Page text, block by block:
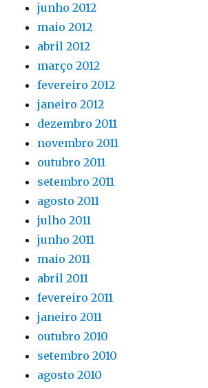
junho 2012
maio 2012
abril 2012
março 2012
fevereiro 2012
janeiro 2012
dezembro 2011
novembro 2011
outubro 2011
setembro 2011
agosto 2011
julho 2011
junho 2011
maio 2011
abril 2011
fevereiro 2011
janeiro 2011
outubro 2010
setembro 2010
agosto 2010